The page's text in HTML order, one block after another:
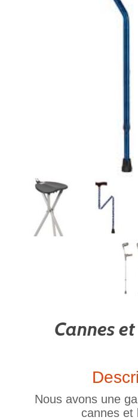
Cannes
Nous avons une
cannes et